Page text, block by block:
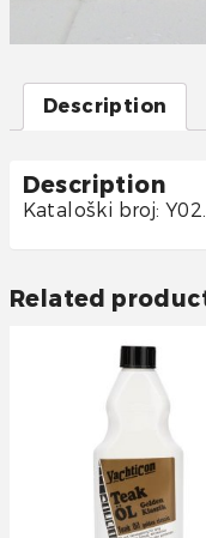
Description
Description
Kataloški broj:
Related